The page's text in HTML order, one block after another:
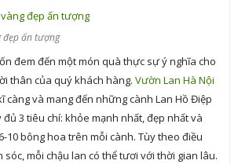
đẹp ấn tượng
đem đến một món quà thực sự ý nghĩa cho
thân của quý khách hàng. Vườn Lan Hà Nội
càng và mang đến những cành Lan Hồ Điệp
3 tiêu chí: khỏe mạnh nhất, đẹp nhất và
10 bông hoa trên mỗi cành. Tùy theo điều
sóc, mỗi chậu lan có thể tươi với thời gian lâu.